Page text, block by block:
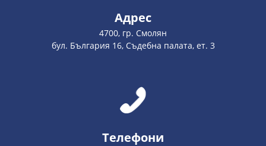
Адрес
4700, гр. Смолян
бул. България 16, Съдебна палата, ет. 3
Телефони